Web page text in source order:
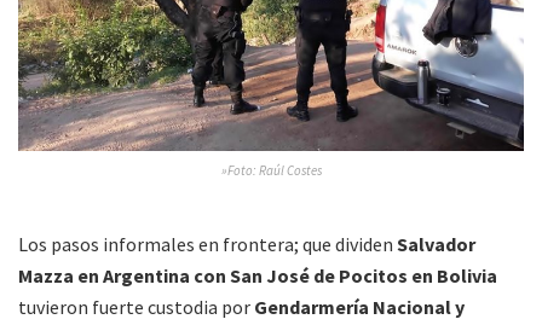
»Foto: Raúl Costes
Los pasos informales en frontera; que dividen Salvador
Mazza en Argentina con San José de Pocitos en Bolivia
tuvieron fuerte custodia por Gendarmería Nacional y